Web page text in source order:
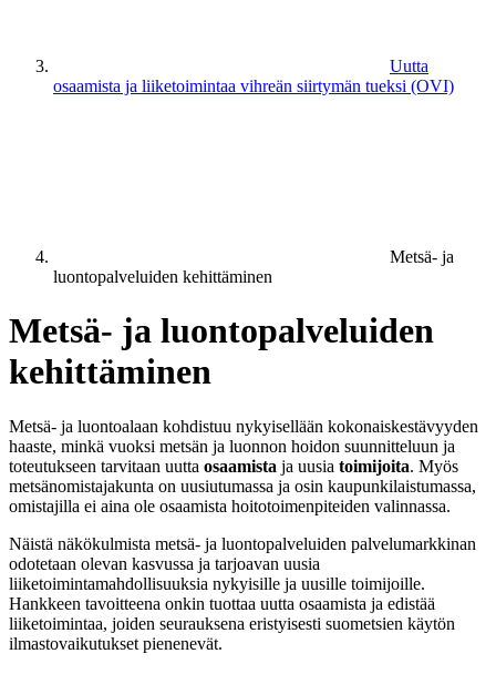
Uutta
osaamista ja liiketoimintaa vihreän siirtymän tueksi (OVI)
Metsä- ja
luontopalveluiden kehittäminen
Metsä- ja luontopalveluiden
kehittäminen
Metsä- ja luontoalaan kohdistuu nykyisellään kokonaiskestävyyden
haaste, minkä vuoksi metsän ja luonnon hoidon suunnitteluun ja
toteutukseen tarvitaan uutta osaamista ja uusia toimijoita. Myös
metsänomistajakunta on uusiutumassa ja osin kaupunkilaistumassa,
omistajilla ei aina ole osaamista hoitotoimenpiteiden valinnassa.
Näistä näkökulmista metsä- ja luontopalveluiden palvelumarkkinan
odotetaan olevan kasvussa ja tarjoavan uusia
liiketoimintamahdollisuuksia nykyisille ja uusille toimijoille.
Hankkeen tavoitteena onkin tuottaa uutta osaamista ja edistää
liiketoimintaa, joiden seurauksena eristyisesti suometsien käytön
ilmastovaikutukset pienenevät.